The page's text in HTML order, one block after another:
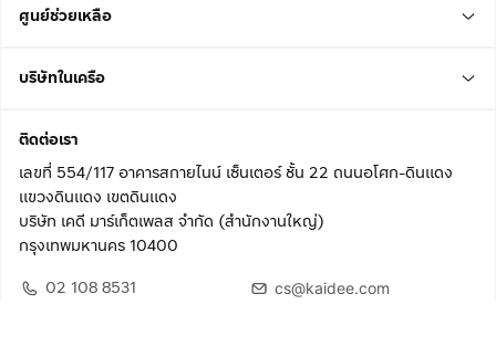
ศูนย์ช่วยเหลือ
บริษัทในเครือ
ติดต่อเรา
เลขที่ 554/117 อาคารสกายไนน์ เซ็นเตอร์ ชั้น 22 ถนนอโศก-ดินแดง
แขวงดินแดง เขตดินแดง
บริษัท เคดี มาร์เก็ตเพลส จำกัด (สำนักงานใหญ่)
กรุงเทพมหานคร 10400
02 108 8531
cs@kaidee.com